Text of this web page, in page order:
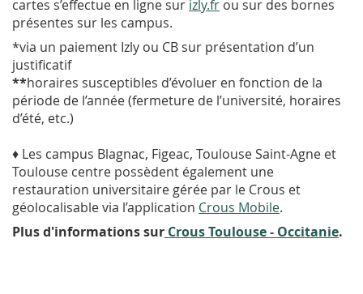
cartes s’effectue en ligne sur izly.fr ou sur des bornes
présentes sur les campus.
*via un paiement Izly ou CB sur présentation d’un
justificatif
**horaires susceptibles d’évoluer en fonction de la
période de l’année (fermeture de l’université, horaires
d’été, etc.)
♦ Les campus Blagnac, Figeac, Toulouse Saint-Agne et
Toulouse centre possèdent également une
restauration universitaire gérée par le Crous et
géolocalisable via l’application Crous Mobile.
Plus d'informations sur Crous Toulouse - Occitanie.